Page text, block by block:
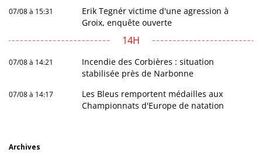
07/08 à 15:31
Erik Tegnér victime d'une agression à
Groix, enquête ouverte
14H
07/08 à 14:21
Incendie des Corbières : situation
stabilisée près de Narbonne
07/08 à 14:17
Les Bleus remportent médailles aux
Championnats d'Europe de natation
Archives